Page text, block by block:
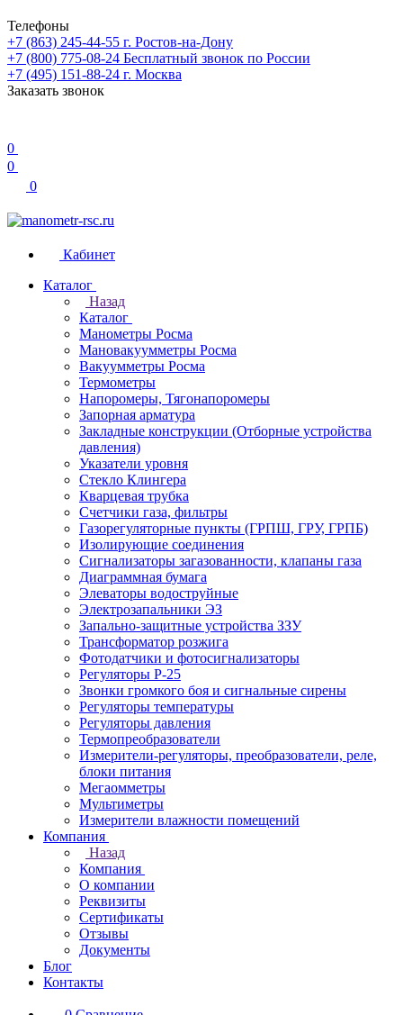
Телефоны
+7 (863) 245-44-55 г. Ростов-на-Дону
+7 (800) 775-08-24 Бесплатный звонок по России
+7 (495) 151-88-24 г. Москва
Заказать звонок
0
0
0
Кабинет
Каталог
Назад
Каталог
Манометры Росма
Мановакуумметры Росма
Вакуумметры Росма
Термометры
Напоромеры, Тягонапоромеры
Запорная арматура
Закладные конструкции (Отборные устройства
давления)
Указатели уровня
Стекло Клингера
Кварцевая трубка
Счетчики газа, фильтры
Газорегуляторные пункты (ГРПШ, ГРУ, ГРПБ)
Изолирующие соединения
Сигнализаторы загазованности, клапаны газа
Диаграммная бумага
Элеваторы водоструйные
Электрозапальники ЭЗ
Запально-защитные устройства ЗЗУ
Трансформатор розжига
Фотодатчики и фотосигнализаторы
Регуляторы Р-25
Звонки громкого боя и сигнальные сирены
Регуляторы температуры
Регуляторы давления
Термопреобразователи
Измерители-регуляторы, преобразователи, реле,
блоки питания
Мегаомметры
Мультиметры
Измерители влажности помещений
Компания
Назад
Компания
О компании
Реквизиты
Сертификаты
Отзывы
Документы
Блог
Контакты